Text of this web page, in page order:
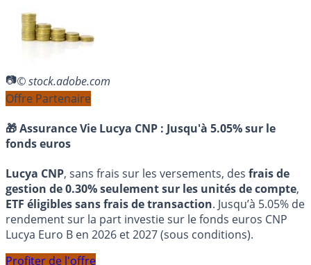
© stock.adobe.com
Offre Partenaire
🎁 Assurance Vie Lucya CNP : Jusqu'à 5.05% sur le
fonds euros
Lucya CNP, sans frais sur les versements, des frais de
gestion de 0.30% seulement sur les unités de compte,
ETF éligibles sans frais de transaction. Jusqu’à 5.05% de
rendement sur la part investie sur le fonds euros CNP
Lucya Euro B en 2026 et 2027 (sous conditions).
Profiter de l'offre